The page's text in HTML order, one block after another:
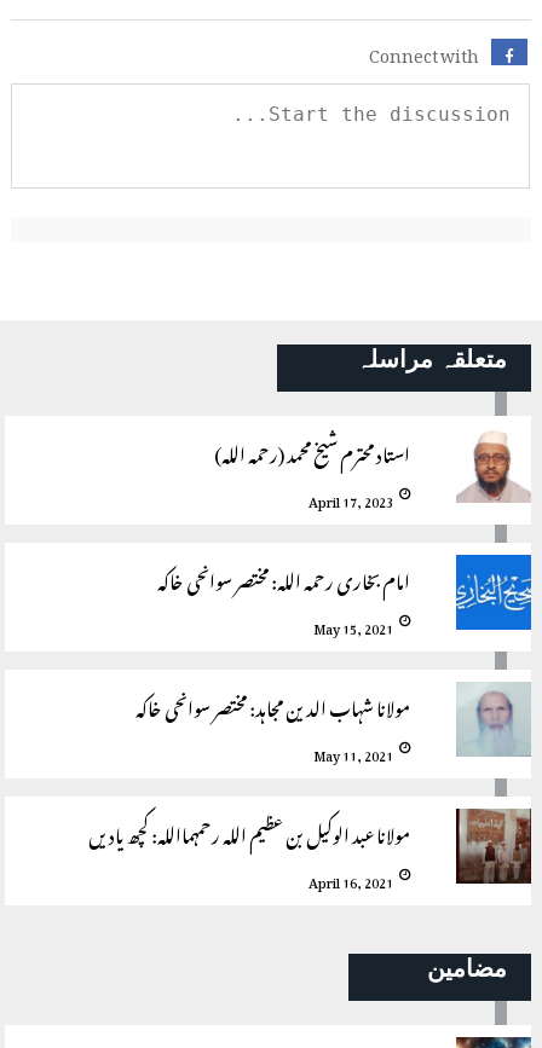
Connect with
متعلقہ مراسلہ
استاد محترم شیخ محمد (رحمہ اللہ)
April 17, 2023
امام بخاری رحمہ اللہ: مختصر سوانحی خاکہ
May 15, 2021
مولانا شہاب الدین مجاہد: مختصر سوانحی خاکہ
May 11, 2021
مولانا عبد الوکیل بن عظیم اللہ رحمہمااللہ: کچھ یادیں
April 16, 2021
مضامین